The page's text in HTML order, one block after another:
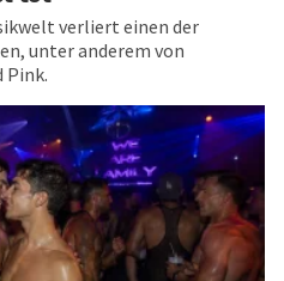
verliert einen der
unter anderem von
Pink.